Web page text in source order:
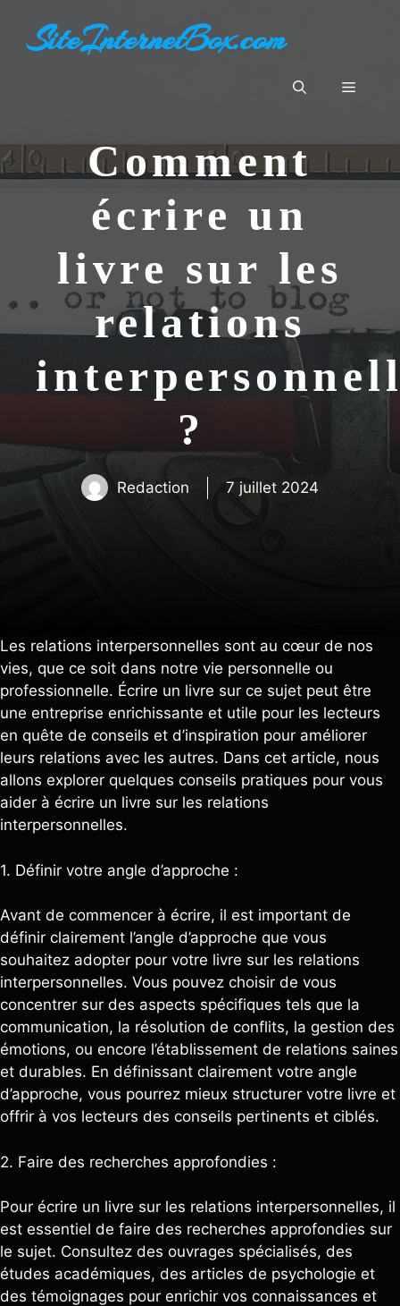
contenuSiteInternetBox.com
Menu
Comment
écrire un
livre sur les
relations
?
Redaction 7 juillet 2024
Les relations interpersonnelles sont au cœur de nos
vies, que ce soit dans notre vie personnelle ou
professionnelle. Écrire un livre sur ce sujet peut être
une entreprise enrichissante et utile pour les lecteurs
en quête de conseils et d’inspiration pour améliorer
leurs relations avec les autres. Dans cet article, nous
allons explorer quelques conseils pratiques pour vous
aider à écrire un livre sur les relations
interpersonnelles.
1. Définir votre angle d’approche :
Avant de commencer à écrire, il est important de
définir clairement l’angle d’approche que vous
souhaitez adopter pour votre livre sur les relations
interpersonnelles. Vous pouvez choisir de vous
concentrer sur des aspects spécifiques tels que la
communication, la résolution de conflits, la gestion des
émotions, ou encore l’établissement de relations saines
et durables. En définissant clairement votre angle
d’approche, vous pourrez mieux structurer votre livre et
offrir à vos lecteurs des conseils pertinents et ciblés.
2. Faire des recherches approfondies :
Pour écrire un livre sur les relations interpersonnelles, il
est essentiel de faire des recherches approfondies sur
le sujet. Consultez des ouvrages spécialisés, des
études académiques, des articles de psychologie et
des témoignages pour enrichir vos connaissances et